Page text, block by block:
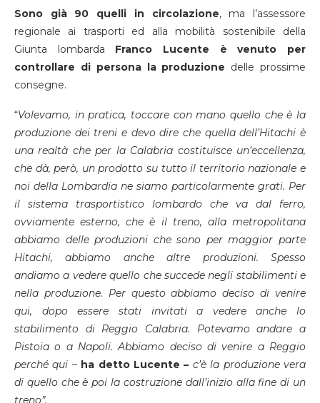
Sono già 90 quelli in circolazione, ma l’assessore
regionale ai trasporti ed alla mobilità sostenibile della
Giunta lombarda Franco Lucente è venuto per
controllare di persona la produzione delle prossime
consegne.
“Volevamo, in pratica, toccare con mano quello che è la
produzione dei treni e devo dire che quella dell’Hitachi è
una realtà che per la Calabria costituisce un’eccellenza,
che dà, però, un prodotto su tutto il territorio nazionale e
noi della Lombardia ne siamo particolarmente grati. Per
il sistema trasportistico lombardo che va dal ferro,
ovviamente esterno, che è il treno, alla metropolitana
abbiamo delle produzioni che sono per maggior parte
Hitachi, abbiamo anche altre produzioni. Spesso
andiamo a vedere quello che succede negli stabilimenti e
nella produzione. Per questo abbiamo deciso di venire
qui, dopo essere stati invitati a vedere anche lo
stabilimento di Reggio Calabria. Potevamo andare a
Pistoia o a Napoli. Abbiamo deciso di venire a Reggio
perché qui – ha detto Lucente – c’è la produzione vera
di quello che è poi la costruzione dall’inizio alla fine di un
treno”.